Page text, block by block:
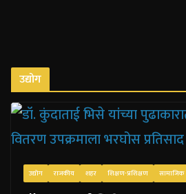
उद्योग
उद्योग राजकीय शहर शिक्षण-प्रशिक्षण सामाजिक